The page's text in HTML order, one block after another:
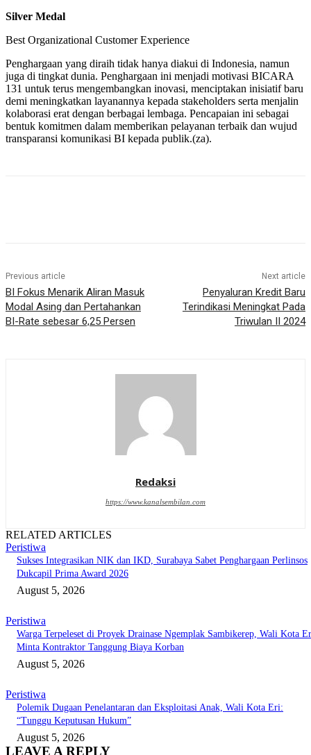
Silver Medal
Best Organizational Customer Experience
Penghargaan yang diraih tidak hanya diakui di Indonesia, namun
juga di tingkat dunia. Penghargaan ini menjadi motivasi BICARA
131 untuk terus mengembangkan inovasi, menciptakan inisiatif baru
demi meningkatkan layanannya kepada stakeholders serta menjalin
kolaborasi erat dengan berbagai lembaga. Pencapaian ini sebagai
bentuk komitmen dalam memberikan pelayanan terbaik dan wujud
transparansi komunikasi BI kepada publik.​(za).
Previous article
BI Fokus Menarik Aliran Masuk
Modal Asing dan Pertahankan
BI-Rate sebesar 6,25 Persen
Next article
Penyaluran Kredit Baru
Terindikasi Meningkat Pada
Triwulan II 2024
Redaksi
https://www.kanalsembilan.com
RELATED ARTICLES
Peristiwa
Sukses Integrasikan NIK dan IKD, Surabaya Sabet Penghargaan Perlinsos
Dukcapil Prima Award 2026
August 5, 2026
Peristiwa
Warga Terpeleset di Proyek Drainase Ngemplak Sambikerep, Wali Kota
Minta Kontraktor Tanggung Biaya Korban
August 5, 2026
Peristiwa
Polemik Dugaan Penelantaran dan Eksploitasi Anak, Wali Kota Eri:
“Tunggu Keputusan Hukum”
August 5, 2026
LEAVE A REPLY